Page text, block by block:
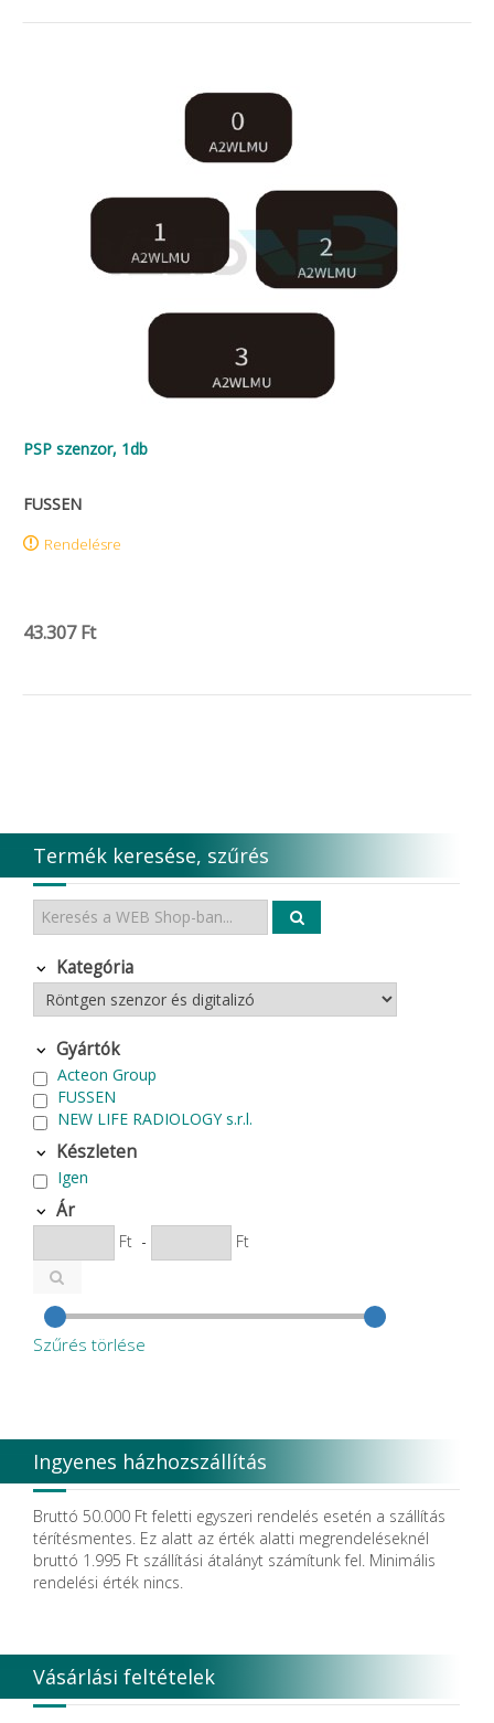
PSP szenzor, 1db
FUSSEN
Rendelésre
43.307 Ft
Termék keresése, szűrés
Kategória
Gyártók
Acteon Group
FUSSEN
NEW LIFE RADIOLOGY s.r.l.
Készleten
Igen
Ár
Ft - Ft
Szűrés törlése
Ingyenes házhozszállítás
Bruttó 50.000 Ft feletti egyszeri rendelés esetén a szállítás
térítésmentes. Ez alatt az érték alatti megrendeléseknél
bruttó 1.995 Ft szállítási átalányt számítunk fel. Minimális
rendelési érték nincs.
Vásárlási feltételek